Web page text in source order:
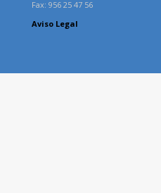
Fax: 956 25 47 56
Aviso Legal